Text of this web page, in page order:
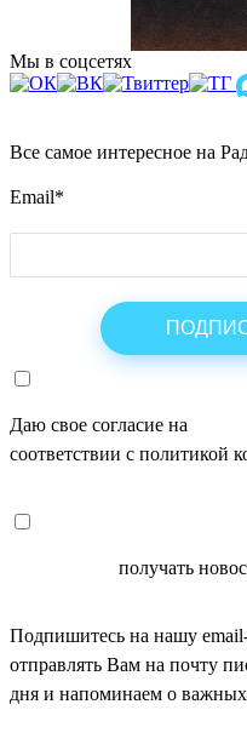
Мы в соцсетях
Все самое интересное на
Email*
Даю свое согласие на
соответствии с политикой
получать
Подпишитесь на нашу
отправлять Вам на почту
дня и напоминаем о